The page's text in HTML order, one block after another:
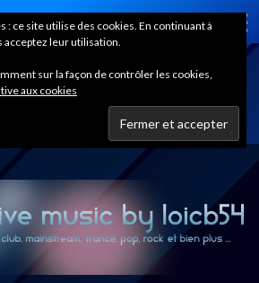
Home
: ce site utilise des cookies. En continuant à
acceptez leur utilisation.
sur la façon de contrôler les cookies,
aux cookies